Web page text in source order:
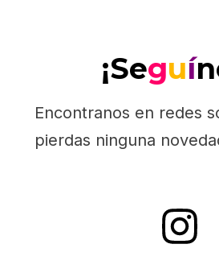
¡Seguí
Encontranos en redes
pierdas ninguna